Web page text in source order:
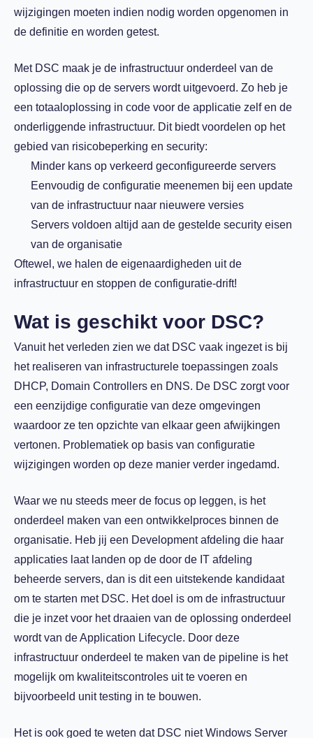
wijzigingen moeten indien nodig worden opgenomen in
de definitie en worden getest.
Met DSC maak je de infrastructuur onderdeel van de
oplossing die op de servers wordt uitgevoerd. Zo heb je
een totaaloplossing in code voor de applicatie zelf en de
onderliggende infrastructuur. Dit biedt voordelen op het
gebied van risicobeperking en security:
Minder kans op verkeerd geconfigureerde servers
Eenvoudig de configuratie meenemen bij een update
van de infrastructuur naar nieuwere versies
Servers voldoen altijd aan de gestelde security eisen
van de organisatie
Oftewel, we halen de eigenaardigheden uit de
infrastructuur en stoppen de configuratie-drift!
Wat is geschikt voor DSC?
Vanuit het verleden zien we dat DSC vaak ingezet is bij
het realiseren van infrastructurele toepassingen zoals
DHCP, Domain Controllers en DNS. De DSC zorgt voor
een eenzijdige configuratie van deze omgevingen
waardoor ze ten opzichte van elkaar geen afwijkingen
vertonen. Problematiek op basis van configuratie
wijzigingen worden op deze manier verder ingedamd.
Waar we nu steeds meer de focus op leggen, is het
onderdeel maken van een ontwikkelproces binnen de
organisatie. Heb jij een Development afdeling die haar
applicaties laat landen op de door de IT afdeling
beheerde servers, dan is dit een uitstekende kandidaat
om te starten met DSC. Het doel is om de infrastructuur
die je inzet voor het draaien van de oplossing onderdeel
wordt van de Application Lifecycle. Door deze
infrastructuur onderdeel te maken van de pipeline is het
mogelijk om kwaliteitscontroles uit te voeren en
bijvoorbeeld unit testing in te bouwen.
Het is ook goed te weten dat DSC niet Windows Server